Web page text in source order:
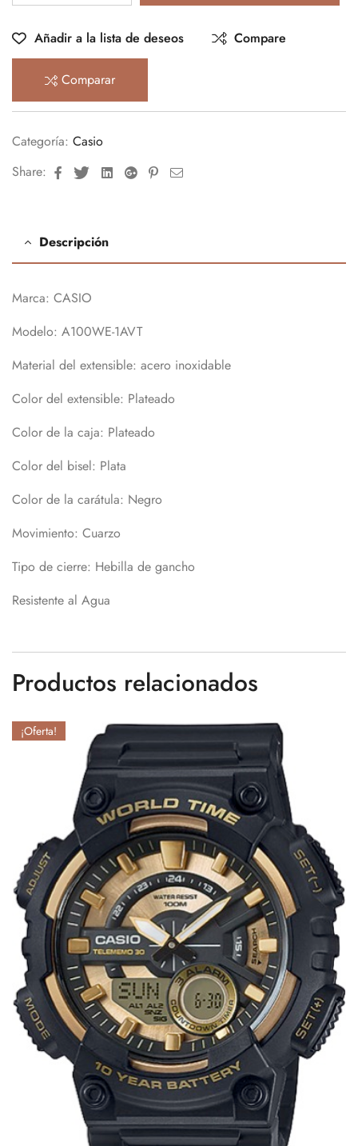
Añadir a la lista de deseos Compare
Comparar
Categoría: Casio
Share:
FacebookTwitterLinkedinGoogle+Pinterest
Email
Descripción
Marca: CASIO
Modelo: A100WE-1AVT
Material del extensible: acero inoxidable
Color del extensible: Plateado
Color de la caja: Plateado
Color del bisel: Plata
Color de la carátula: Negro
Movimiento: Cuarzo
Tipo de cierre: Hebilla de gancho
Resistente al Agua
Productos relacionados
¡Oferta!